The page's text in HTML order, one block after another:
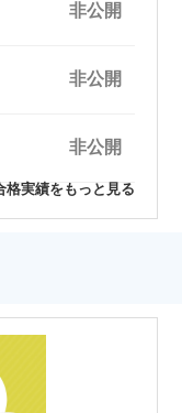
非公開
非公開
非公開
格実績をもっと見る